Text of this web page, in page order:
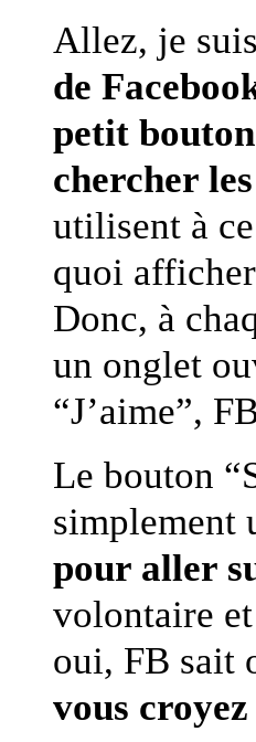
Allez, je
de
petit
chercher
utilisent à
quoi
Donc, à
un onglet
“J’aime”,
Le bouton
simplement
pour aller
volontaire
oui, FB sait
vous